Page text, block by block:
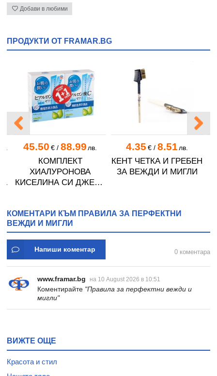
Добави в любими
ПРОДУКТИ ОТ FRAMAR.BG
45.50 €/ 88.99 лв.
КОМПЛЕКТ
ХИАЛУРОНОВА
КИСЕЛИНА СИ ДЖЕЛИ
4.35 €/ 8.51лв.
КЕНТ ЧЕТКА И ГРЕБЕН
ЗА ВЕЖДИ И МИГЛИ
КОМЕНТАРИ КЪМ ПРАВИЛА ЗА ПЕРФЕКТНИ
ВЕЖДИ И МИГЛИ
Напиши коментар 0 коментара
www.framar.bg на 10 August 2026 в 10:51
Коментирайте "Правила за перфектни вежди и
мигли"
ВИЖТЕ ОЩЕ
Красота и стил